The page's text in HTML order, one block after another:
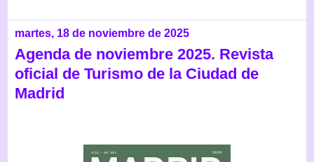
martes, 18 de noviembre de 2025
Agenda de noviembre 2025. Revista
oficial de Turismo de la Ciudad de
Madrid